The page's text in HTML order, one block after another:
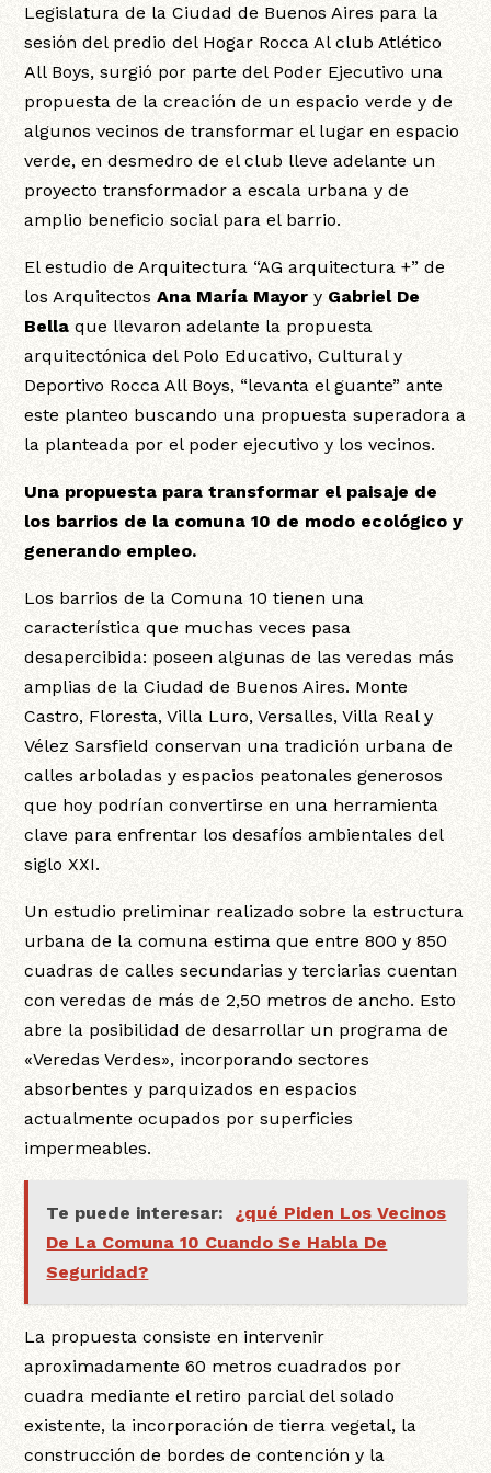
Legislatura de la Ciudad de Buenos Aires para la
sesión del predio del Hogar Rocca Al club Atlético
All Boys, surgió por parte del Poder Ejecutivo una
propuesta de la creación de un espacio verde y de
algunos vecinos de transformar el lugar en espacio
verde, en desmedro de el club lleve adelante un
proyecto transformador a escala urbana y de
amplio beneficio social para el barrio.
El estudio de Arquitectura “AG arquitectura +” de
los ArquitectosAna María Mayor y Gabriel De
Bella que llevaron adelante la propuesta
arquitectónica del Polo Educativo, Cultural y
Deportivo Rocca All Boys, “levanta el guante” ante
este planteo buscando una propuesta superadora a
la planteada por el poder ejecutivo y los vecinos.
Una propuesta para transformar el paisaje de
los barrios de la comuna 10 de modo ecológico y
generando empleo.
Los barrios de la Comuna 10 tienen una
característica que muchas veces pasa
desapercibida: poseen algunas de las veredas más
amplias de la Ciudad de Buenos Aires. Monte
Castro, Floresta, Villa Luro, Versalles, Villa Real y
Vélez Sarsfield conservan una tradición urbana de
calles arboladas y espacios peatonales generosos
que hoy podrían convertirse en una herramienta
clave para enfrentar los desafíos ambientales del
siglo XXI.
Un estudio preliminar realizado sobre la estructura
urbana de la comuna estima que entre 800 y 850
cuadras de calles secundarias y terciarias cuentan
con veredas de más de 2,50 metros de ancho. Esto
abre la posibilidad de desarrollar un programa de
«Veredas Verdes», incorporando sectores
absorbentes y parquizados en espacios
actualmente ocupados por superficies
impermeables.
Te puede interesar:
¿qué Piden Los Vecinos
De La Comuna 10 Cuando Se Habla De
Seguridad?
La propuesta consiste en intervenir
aproximadamente 60 metros cuadrados por
cuadra mediante el retiro parcial del solado
existente, la incorporación de tierra vegetal, la
construcción de bordes de contención y la